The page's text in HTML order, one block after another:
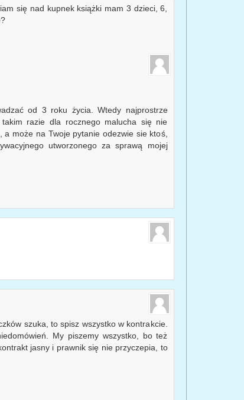
się nad kupnek książki mam 3 dzieci, 6,
od 3 roku życia. Wtedy najprostrze
takim razie dla rocznego malucha się nie
a może na Twoje pytanie odezwie sie ktoś,
utworzonego za sprawą mojej
szuka, to spisz wszystko w kontrakcie.
My piszemy wszystko, bo też
jasny i prawnik się nie przyczepia, to